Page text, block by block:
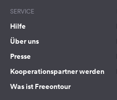
SERVICE
Hilfe
Über uns
Presse
Kooperationspartner werden
Was ist Freeontour